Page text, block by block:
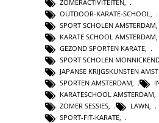
ZOMERACTIVITEITEN
OUTDOOR-KARATE-SCHOOL
SPORT SCHOLEN AMSTERDAM
KARATE SCHOOL AMSTERDAM
GEZOND SPORTEN KARATE
SPORT SCHOLEN
JAPANSE KRIJGSKUNSTEN
SPORTEN AMSTERDAM,
KARATESCHOOL AMSTERDAM,
ZOMER SESSIES, LAWN,
SPORT-FIT-KARATE,